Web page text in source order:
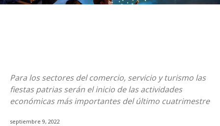
Para los sectores del comercio, servicio y turismo las
fiestas patrias serán el inicio de las actividades
económicas más importantes del último cuatrimestre
septiembre 9, 2022